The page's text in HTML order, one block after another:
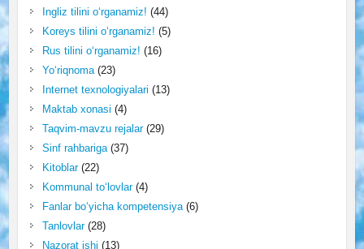
Ingliz tilini o‘rganamiz! (44)
Koreys tilini o‘rganamiz! (5)
Rus tilini o‘rganamiz! (16)
Yo‘riqnoma(23)
Internet texnologiyalari (13)
Maktab xonasi (4)
Taqvim-mavzu rejalar(29)
Sinf rahbariga(37)
Kitoblar(22)
Kommunal to‘lovlar(4)
Fanlar bo‘yicha kompetensiya(6)
Tanlovlar(28)
Nazorat ishi (13)